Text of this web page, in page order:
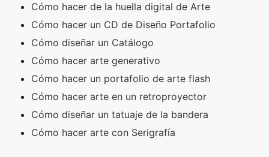
Cómo hacer de la huella digital de Arte
Cómo hacer un CD de Diseño Portafolio
Cómo diseñar un Catálogo
Cómo hacer arte generativo
Cómo hacer un portafolio de arte flash
Cómo hacer arte en un retroproyector
Cómo diseñar un tatuaje de la bandera
Cómo hacer arte con Serigrafía